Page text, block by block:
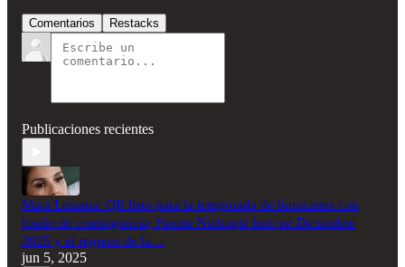
Comentarios Restacks
Publicaciones recientes
Mara Lezama: QR listo para la temporada de huracanes con
fondo de contingencia; Puente Nichupté listo en Diciembre
2025 y el regreso de la…
jun 5, 2025